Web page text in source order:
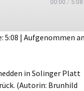
00:00 / 5:08
5:08 | Aufgenommen
in Solinger Platt
(Autorin: Brunhild